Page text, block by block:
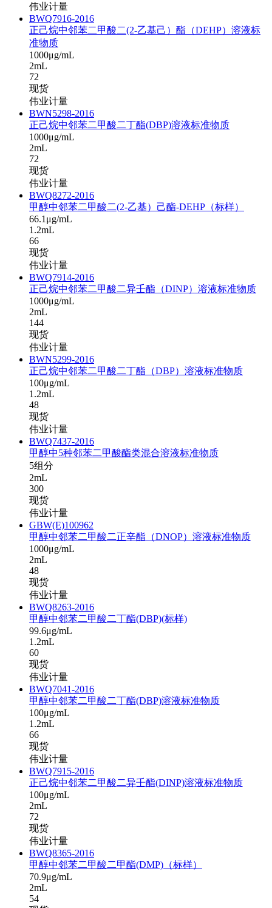
伟业计量
BWQ7916-2016
正己烷中邻苯二甲酸二(2-乙基己）酯（DEHP）溶液标
准物质
1000μg/mL
2mL
72
现货
伟业计量
BWN5298-2016
正己烷中邻苯二甲酸二丁酯(DBP)溶液标准物质
1000μg/mL
2mL
72
现货
伟业计量
BWQ8272-2016
甲醇中邻苯二甲酸二(2-乙基）己酯-DEHP（标样）
66.1μg/mL
1.2mL
66
现货
伟业计量
BWQ7914-2016
正己烷中邻苯二甲酸二异壬酯（DINP）溶液标准物质
1000μg/mL
2mL
144
现货
伟业计量
BWN5299-2016
正己烷中邻苯二甲酸二丁酯（DBP）溶液标准物质
100μg/mL
1.2mL
48
现货
伟业计量
BWQ7437-2016
甲醇中5种邻苯二甲酸酯类混合溶液标准物质
5组分
2mL
300
现货
伟业计量
GBW(E)100962
甲醇中邻苯二甲酸二正辛酯（DNOP）溶液标准物质
1000μg/mL
2mL
48
现货
伟业计量
BWQ8263-2016
甲醇中邻苯二甲酸二丁酯(DBP)(标样)
99.6μg/mL
1.2mL
60
现货
伟业计量
BWQ7041-2016
甲醇中邻苯二甲酸二丁酯(DBP)溶液标准物质
100μg/mL
1.2mL
66
现货
伟业计量
BWQ7915-2016
正己烷中邻苯二甲酸二异壬酯(DINP)溶液标准物质
100μg/mL
2mL
72
现货
伟业计量
BWQ8365-2016
甲醇中邻苯二甲酸二甲酯(DMP)（标样）
70.9μg/mL
2mL
54